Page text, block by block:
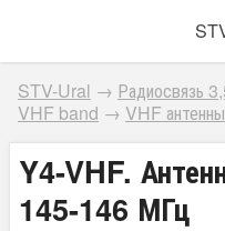
STV-Ural → Радиосвязь
VHF band → VHF
Y4-VHF.
145-146 МГц